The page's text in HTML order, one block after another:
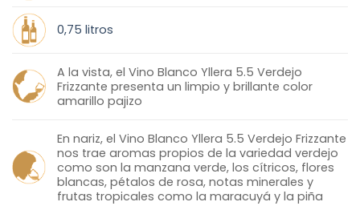
0,75 litros
A la vista, el Vino Blanco Yllera 5.5 Verdejo
Frizzante presenta un limpio y brillante color
amarillo pajizo
En nariz, el Vino Blanco Yllera 5.5 Verdejo Frizzante
nos trae aromas propios de la variedad verdejo
como son la manzana verde, los cítricos, flores
blancas, pétalos de rosa, notas minerales y
frutas tropicales como la maracuyá y la piña